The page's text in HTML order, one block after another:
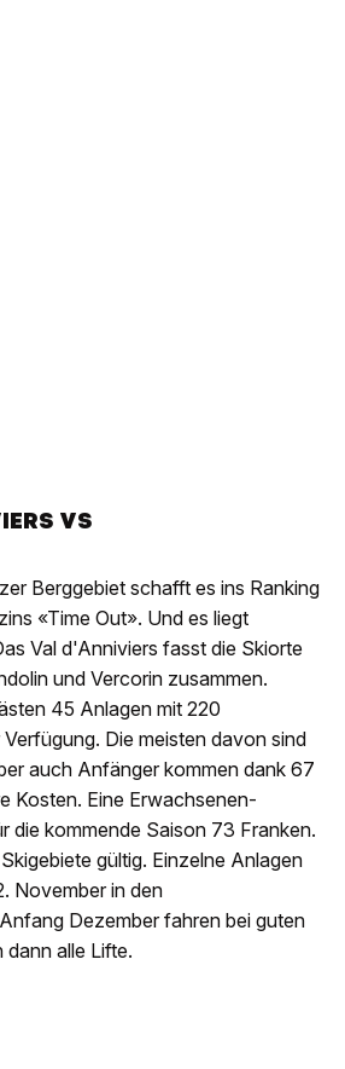
VS
Berggebiet schafft es ins Ranking
«Time Out». Und es liegt
Val d'Anniviers fasst die Skiorte
und Vercorin zusammen.
45 Anlagen mit 220
Die meisten davon sind
auch Anfänger kommen dank 67
Kosten. Eine Erwachsenen-
die kommende Saison 73 Franken.
gültig. Einzelne Anlagen
November in den
Dezember fahren bei guten
alle Lifte.